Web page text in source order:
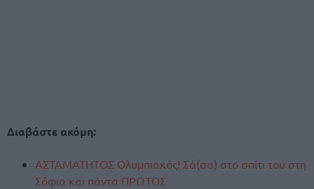
Διαβάστε ακόμη:
ΑΣΤΑΜΑΤΗΤΟΣ Ολυμπιακός! Σά(σα) στο σπίτι του στη
Σόφια και πάντα ΠΡΩΤΟΣ